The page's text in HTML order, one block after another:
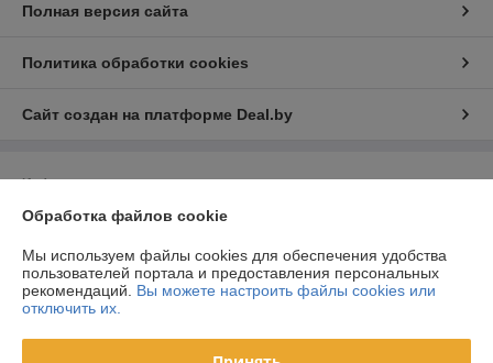
Полная версия сайта
Политика обработки cookies
Сайт создан на платформе Deal.by
Информация для покупателя
Юридическое лицо:ООО «Световые декорации»
комната 2/2
Регистрационный номер ЕГР: 193876703
Регистрационный орган: Мингорисполком
Обработка файлов cookie
Мы используем файлы cookies для обеспечения удобства
пользователей портала и предоставления персональных
рекомендаций. Вы можете настроить файлы cookies или
отключить их.